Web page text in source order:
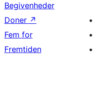
Begivenheder
Doner ↗
Fem for
Fremtiden